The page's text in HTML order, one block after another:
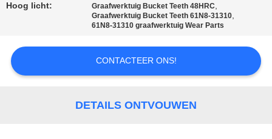
SITEMAP
PRIVACY
POLICY
Hoog licht: Graafwerktuig Bucket Teeth 48HRC,
Graafwerktuig Bucket Teeth 61N8-31310,
61N8-31310 graafwerktuig Wear Parts
CONTACTEER ONS!
DETAILS ONTVOUWEN